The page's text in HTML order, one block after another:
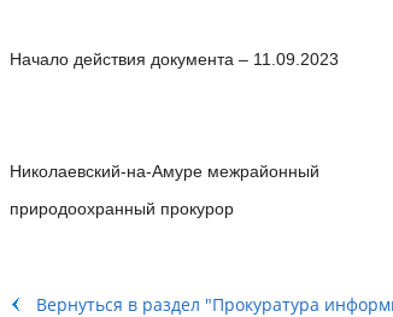
Начало действия документа – 11.09.2023
Николаевский-на-Амуре межрайонный
природоохранный
Вернуться в раздел "Прокуратура